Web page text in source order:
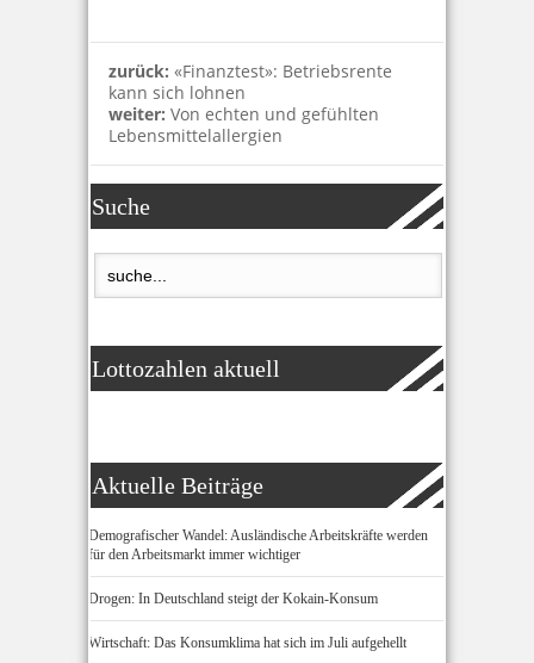
zurück: «Finanztest»: Betriebsrente
kann sich lohnen
weiter: Von echten und gefühlten
Lebensmittelallergien
Suche
Lottozahlen aktuell
Aktuelle Beiträge
Demografischer Wandel: Ausländische Arbeitskräfte werden
für den Arbeitsmarkt immer wichtiger
Drogen: In Deutschland steigt der Kokain-Konsum
Wirtschaft: Das Konsumklima hat sich im Juli aufgehellt